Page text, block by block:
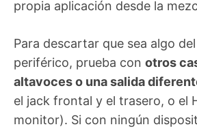
propia aplicación desde la
Para descartar que sea algo
periférico, prueba con otros
altavoces o una salida
el jack frontal y el trasero, o el
monitor). Si con ningún